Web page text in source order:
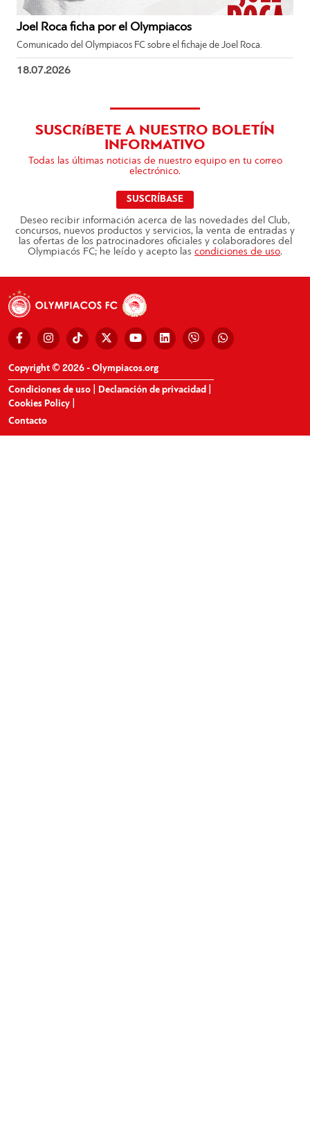
Joel Roca ficha por el Olympiacos
Comunicado del Olympiacos FC sobre el fichaje de Joel Roca.
18.07.2026
SUSCRíBETE A NUESTRO BOLETÍN
INFORMATIVO
Todas las últimas noticias de nuestro equipo en tu correo
electrónico.
SUSCRÍBASE
Deseo recibir información acerca de las novedades del Club,
concursos, nuevos productos y servicios, la venta de entradas y
las ofertas de los patrocinadores oficiales y colaboradores del
Olympiacós FC; he leído y acepto las condiciones de uso.
Copyright © 2026 - Olympiacos.org
Condiciones de uso Declaración de privacidad
Cookies Policy
Contacto